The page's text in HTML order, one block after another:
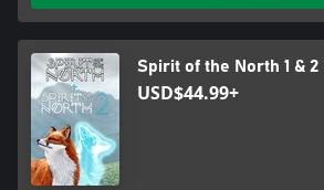
Spirit of the North 1 & 2
USD$44.99+